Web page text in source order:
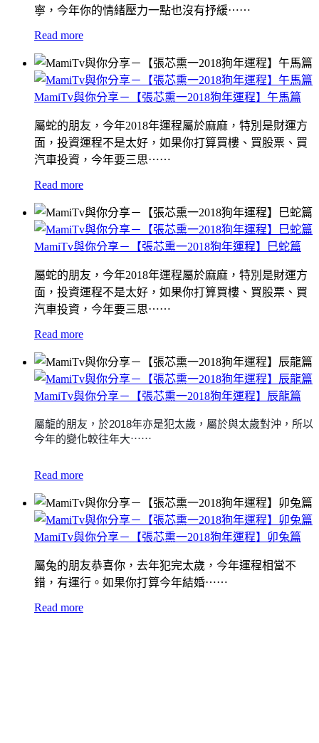
寧，今年你的情緒壓力一點也沒有抒緩⋯⋯
Read more
MamiTv與你分享－【張芯熏一2018狗年運程】午馬篇
屬蛇的朋友， 今年2018年運程屬於麻麻，特別是財運方
面，投資運程不是太好， 如果你打算買樓、買股票、買
汽車投資， 今年要三思⋯⋯
Read more
MamiTv與你分享－【張芯熏一2018狗年運程】巳蛇篇
屬蛇的朋友， 今年2018年運程屬於麻麻，特別是財運方
面，投資運程不是太好， 如果你打算買樓、買股票、買
汽車投資， 今年要三思⋯⋯
Read more
MamiTv與你分享－【張芯熏一2018狗年運程】辰龍篇
屬龍的朋友， 於2018年亦是犯太歲， 屬於與太歲對沖， 所以
今年的變化較往年大⋯⋯
Read more
MamiTv與你分享－【張芯熏一2018狗年運程】卯兔篇
屬兔的朋友恭喜你，去年犯完太歲，今年運程相當不
錯，有運行。如果你打算今年結婚⋯⋯
Read more